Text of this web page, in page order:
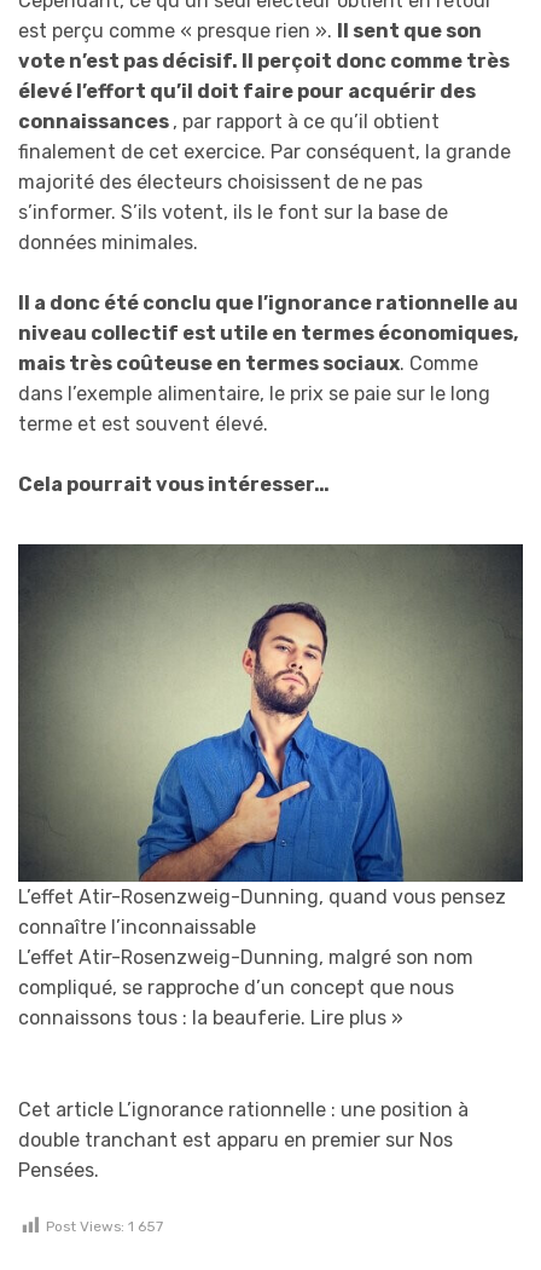
est perçu comme « presque rien ». Il sent que son
vote n’est pas décisif. Il perçoit donc comme très
élevé l’effort qu’il doit faire pour acquérir des
connaissances , par rapport à ce qu’il obtient
finalement de cet exercice. Par conséquent, la grande
majorité des électeurs choisissent de ne pas
s’informer. S’ils votent, ils le font sur la base de
données minimales.
Il a donc été conclu que l’ignorance rationnelle au
niveau collectif est utile en termes économiques,
mais très coûteuse en termes sociaux. Comme
dans l’exemple alimentaire, le prix se paie sur le long
terme et est souvent élevé.
Cela pourrait vous intéresser…
L’effet Atir-Rosenzweig-Dunning, quand vous pensez
connaître l’inconnaissable
L’effet Atir-Rosenzweig-Dunning, malgré son nom
compliqué, se rapproche d’un concept que nous
connaissons tous : la beauferie. Lire plus »
Cet article L’ignorance rationnelle : une position à
double tranchant est apparu en premier sur Nos
Pensées.
Post Views: 1 657